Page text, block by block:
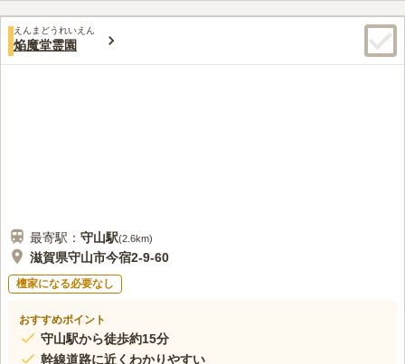
せんがフラットになっており、段差や凹凸が少なくなっていま
す。近くにはほかに守山市民ホール、滋賀県希望が丘文化公園、
近江富士花緑公園・植物園などがあります。
口コミ評価
この霊園はまだ誰からも評価されていません。
えんまどうれいえん
焔魔堂霊園
最寄駅： 守山駅(2.6km)
滋賀県守山市今宿2-9-60
檀家になる必要なし
おすすめポイント
守山駅から徒歩約15分
幹線道路に近くわかりやすい